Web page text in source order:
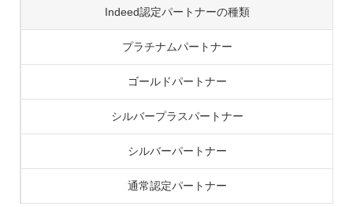
Indeed認定パートナーの種類
プラチナムパートナー
ゴールドパートナー
シルバープラスパートナー
シルバーパートナー
通常認定パートナー